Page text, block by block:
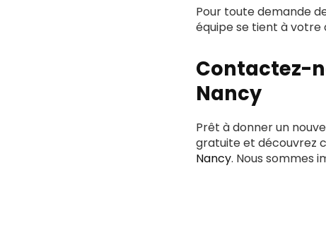
Pour toute demande
équipe se tient à votre
Contactez-
Nancy
Prêt à donner un
gratuite et découvrez
Nancy. Nous sommes